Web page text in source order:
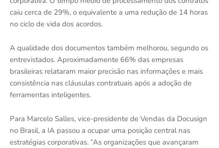
caiu cerca de 29%, o equivalente a uma redução de 14 horas
no ciclo de vida dos acordos.
A qualidade dos documentos também melhorou, segundo os
entrevistados. Aproximadamente 66% das empresas
brasileiras relataram maior precisão nas informações e mais
consistência nas cláusulas contratuais após a adoção de
ferramentas inteligentes.
Para Marcelo Salles, vice-presidente de Vendas da Docusign
no Brasil, a IA passou a ocupar uma posição central nas
estratégias corporativas. “As organizações que avançaram